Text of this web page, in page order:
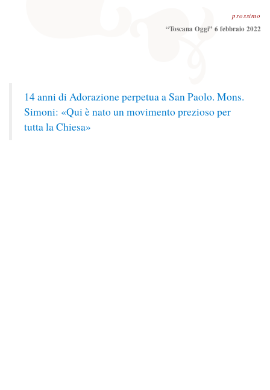
prossimo
“Toscana Oggi” 6 febbraio 2022
14 anni di Adorazione perpetua a San Paolo. Mons.
Simoni: «Qui è nato un movimento prezioso per
tutta la Chiesa»